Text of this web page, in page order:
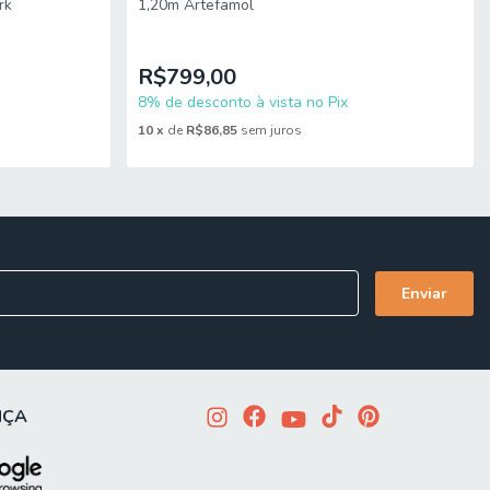
1,20m Artefamol
R$799,00
8% de desconto à vista no Pix
10 x de R$86,85 sem juros